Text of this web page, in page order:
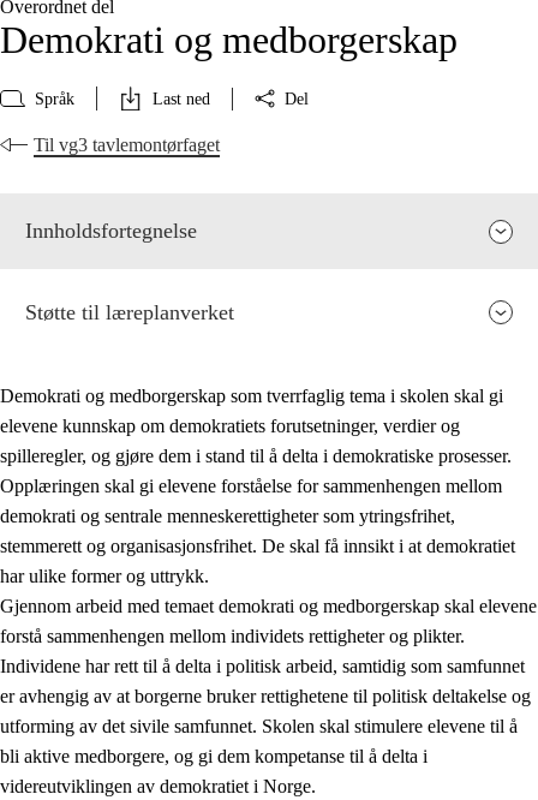
Overordnet del
Demokrati og medborgerskap
Språk Last ned Del
Til vg3 tavlemontørfaget
Innholdsfortegnelse
2. Prinsipper for læring, utvikling og danning
2.1 Sosial læring og utvikling
2.2 Kompetanse i fagene
2.3 Grunnleggende ferdigheter
Støtte til læreplanverket
Demokrati og medborgerskap som tverrfaglig tema i skolen skal gi
elevene kunnskap om demokratiets forutsetninger, verdier og
spilleregler, og gjøre dem i stand til å delta i demokratiske prosesser.
Opplæringen skal gi elevene forståelse for sammenhengen mellom
demokrati og sentrale menneskerettigheter som ytringsfrihet,
stemmerett og organisasjonsfrihet. De skal få innsikt i at demokratiet
har ulike former og uttrykk.
Gjennom arbeid med temaet demokrati og medborgerskap skal elevene
forstå sammenhengen mellom individets rettigheter og plikter.
Individene har rett til å delta i politisk arbeid, samtidig som samfunnet
er avhengig av at borgerne bruker rettighetene til politisk deltakelse og
utforming av det sivile samfunnet. Skolen skal stimulere elevene til å
bli aktive medborgere, og gi dem kompetanse til å delta i
videreutviklingen av demokratiet i Norge.